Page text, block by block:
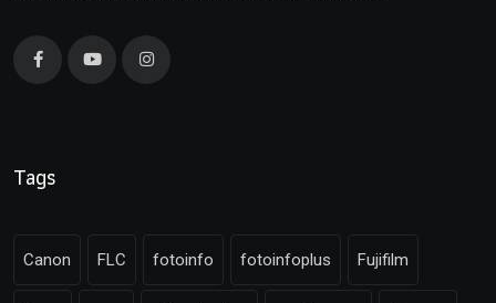
Tags
Canon FLC fotoinfo fotoinfoplus Fujifilm